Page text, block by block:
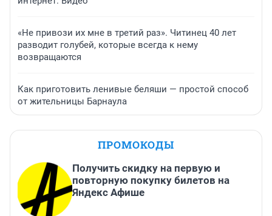
«Не привози их мне в третий раз». Читинец 40 лет
разводит голубей, которые всегда к нему
возвращаются
Как приготовить ленивые беляши — простой способ
от жительницы Барнаула
ПРОМОКОДЫ
Получить скидку на первую и
повторную покупку билетов на
Яндекс Афише